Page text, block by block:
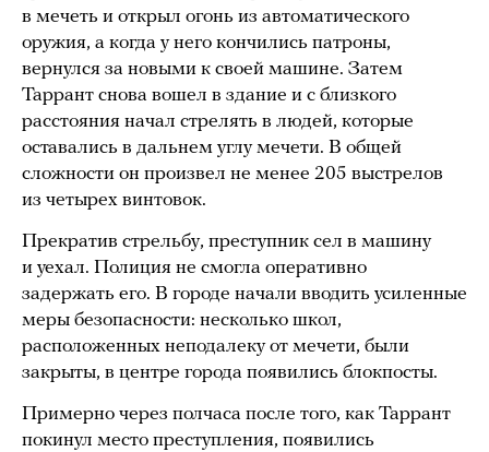
в мечеть и открыл огонь из автоматического
оружия, а когда у него кончились патроны,
вернулся за новыми к своей машине. Затем
Таррант снова вошел в здание и с близкого
расстояния начал стрелять в людей, которые
оставались в дальнем углу мечети. В общей
сложности он произвел не менее 205 выстрелов
из четырех винтовок.
Прекратив стрельбу, преступник сел в машину
и уехал. Полиция не смогла оперативно
задержать его. В городе начали вводить усиленные
меры безопасности: несколько школ,
расположенных неподалеку от мечети, были
закрыты, в центре города появились блокпосты.
Примерно через полчаса после того, как Таррант
покинул место преступления, появились